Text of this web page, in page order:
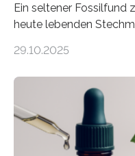
Ein seltener Fossilfund
heute lebenden
Forschende die bisher
Region Kachin in
ausgezeichnetem
Art einer neuen
nun den Namen
29.10.2025